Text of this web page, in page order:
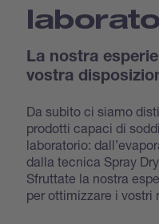
La nostra
vostra
Da subito ci siamo
prodotti capaci di
laboratorio:
dalla tecnica Spray
Sfruttate la nostra
per ottimizzare i vostri